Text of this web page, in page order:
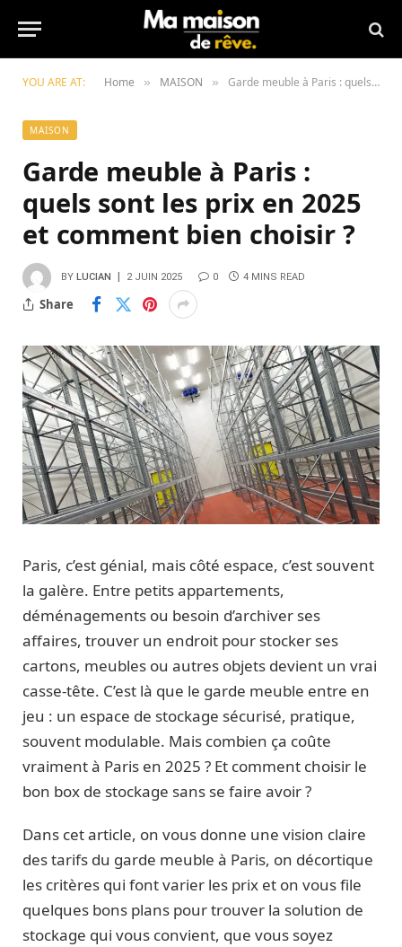
YOU ARE AT: Home » MAISON » Garde meuble à Paris : quels sont les prix en 2025 et comment bien choisir ?
MAISON
Garde meuble à Paris :
quels sont les prix en 2025
et comment bien choisir ?
BY LUCIAN 2 JUIN 2025 0 4 MINS READ
Share
Paris, c’est génial, mais côté espace, c’est souvent
la galère. Entre petits appartements,
déménagements ou besoin d’archiver ses
affaires, trouver un endroit pour stocker ses
cartons, meubles ou autres objets devient un vrai
casse-tête. C’est là que le garde meuble entre en
jeu : un espace de stockage sécurisé, pratique,
souvent modulable. Mais combien ça coûte
vraiment à Paris en 2025 ? Et comment choisir le
bon box de stockage sans se faire avoir ?
Dans cet article, on vous donne une vision claire
des tarifs du garde meuble à Paris, on décortique
les critères qui font varier les prix et on vous file
quelques bons plans pour trouver la solution de
stockage qui vous convient, que vous soyez